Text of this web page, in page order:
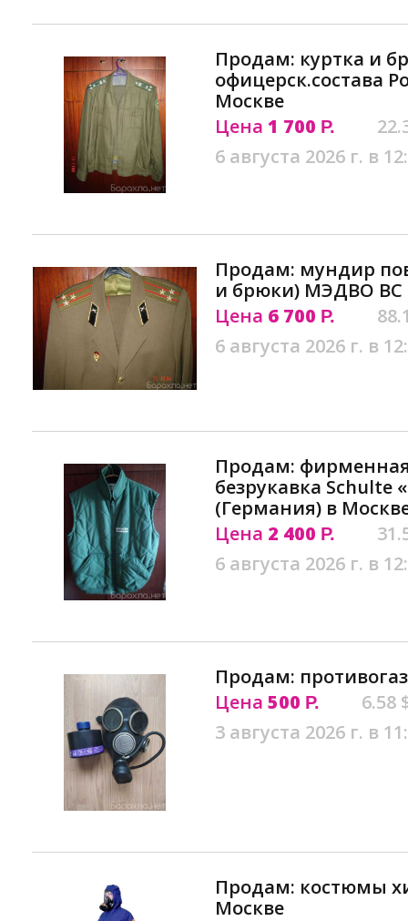
Продам: куртка и
офицерск.состава
Москве
Цена 1 700 Р.
6 августа 2026 г. в
Продам: мундир
и брюки) МЭДВО ВС
Цена 6 700 Р.
6 августа 2026 г. в
Продам:
безрукавка Schulte
(Германия) в
Цена 2 400 Р.
6 августа 2026 г. в
Продам:
Цена 500 Р.
6.58
3 августа 2026 г. в
Продам: костюмы
Москве